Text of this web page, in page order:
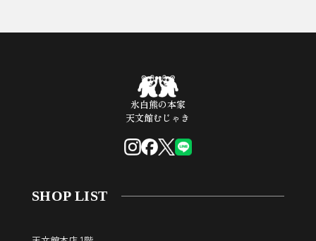
氷白熊の本家
天文館むじゃき
SHOP LIST